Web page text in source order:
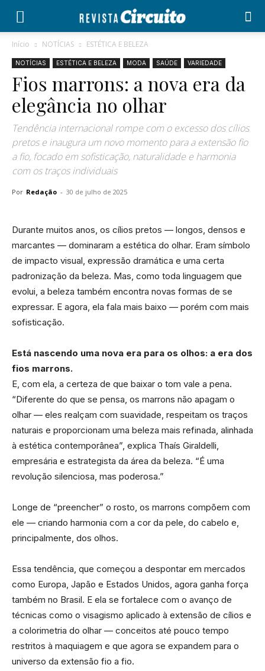
Início NOTÍCIAS ESTÉTICA E BELEZA
NOTÍCIAS ESTÉTICA E BELEZA MODA SAÚDE VARIEDADE
Fios marrons: a nova era da
elegância no olhar
Tendência internacional rompe com o excesso dos cílios
pretos e inaugura um novo momento para a extensão fio
a fio, focado em sofisticação, naturalidade e harmonia
com os traços individuais
Por Redação - 30 de julho de 2025
Durante muitos anos, os cílios pretos — longos, densos e
marcantes — dominaram a estética do olhar. Eram símbolo
de impacto visual, expressão dramática e uma certa
padronização da beleza. Mas, como toda linguagem que
evolui, a beleza também encontra novas formas de se
expressar. E agora, ela fala mais baixo — porém com mais
sofisticação.
Está nascendo uma nova era para os olhos: a era dos
fios marrons.
E, com ela, a certeza de que baixar o tom vale a pena.
“Diferente do que se pensa, os marrons não apagam o
olhar — eles realçam com suavidade, respeitam os traços
naturais e proporcionam uma beleza mais refinada, alinhada
à estética contemporânea”, explica Thaís Giraldelli,
empresária e estrategista da área da beleza. “É uma
revolução silenciosa, mas poderosa.”
Longe de “preencher” o rosto, os marrons compõem com
ele — criando harmonia com a cor da pele, do cabelo e,
principalmente, dos olhos.
Essa tendência, que começou a despontar em mercados
como Europa, Japão e Estados Unidos, agora ganha força
também no Brasil. E ela se fortalece com o avanço de
técnicas como o visagismo aplicado à extensão de cílios e
a colorimetria do olhar — conceitos até pouco tempo
restritos à maquiagem e que agora se expandem para o
universo da extensão fio a fio.